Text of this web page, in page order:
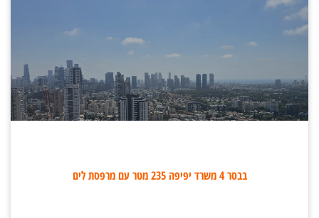
בבסר 4 משרד יפיפה 235 מטר עם מרפסת לים